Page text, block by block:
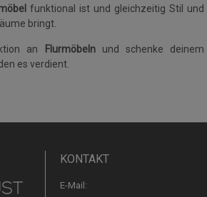
funktional ist und gleichzeitig Stil und
bringt.
an Flurmöbelnund schenke deinem
es verdient.
KONTAKT
E-Mail: